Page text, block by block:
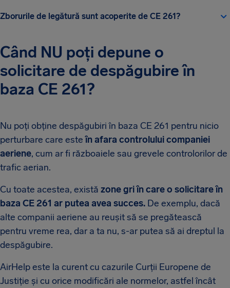
Zborurile de legătură sunt acoperite de CE 261?
Când NU poți depune o
solicitare de despăgubire în
baza CE 261?
Nu poți obține despăgubiri în baza CE 261 pentru nicio
perturbare care esteîn afara controlului companiei
aeriene, cum ar fi războaiele sau grevele controlorilor de
trafic aerian.
Cu toate acestea, există zone gri în care o solicitare în
baza CE 261 ar putea avea succes. De exemplu, dacă
alte companii aeriene au reușit să se pregătească
pentru vreme rea, dar a ta nu, s-ar putea să ai dreptul la
despăgubire.
AirHelp este la curent cu cazurile Curții Europene de
Justiție și cu orice modificări ale normelor, astfel încât